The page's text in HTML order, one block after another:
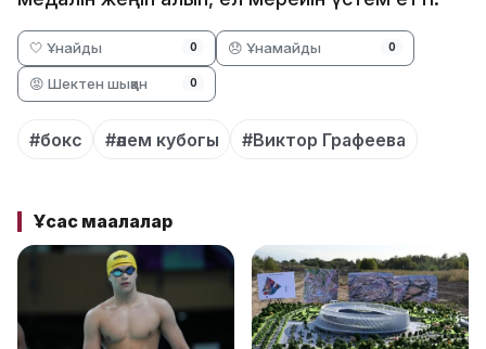
🤍 Ұнайды 0 😞 Ұнамайды 0
😡 Шектен шыққан 0
#бокс #әлем кубогы #Виктор Графеева
Ұқсас мақалалар